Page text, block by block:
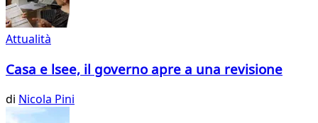
Attualità
Casa e lsee, il governo apre a una revisione
di Nicola Pini